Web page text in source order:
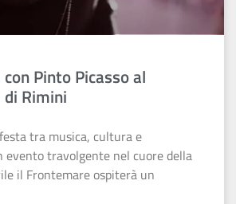
Pinto Picasso al
Rimini
tra musica, cultura e
evento travolgente nel cuore della
il Frontemare ospiterà un